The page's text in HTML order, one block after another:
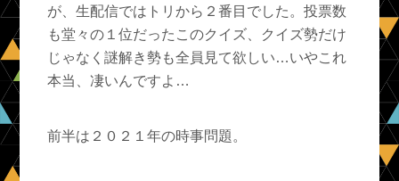
が、生配信ではトリから２番目でした。投票数
も堂々の１位だったこのクイズ、クイズ勢だけ
じゃなく謎解き勢も全員見て欲しい…いやこれ
本当、凄いんですよ…
前半は２０２１年の時事問題。